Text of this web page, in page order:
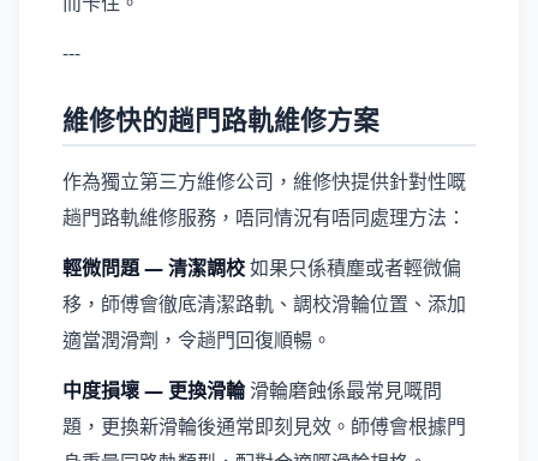
---
維修快的趟門路軌維修方案
作為獨立第三方維修公司，維修快提供針對性嘅
趟門路軌維修服務，唔同情況有唔同處理方法：
輕微問題 — 清潔調校如果只係積塵或者輕微偏
移，師傅會徹底清潔路軌、調校滑輪位置、添加
適當潤滑劑，令趟門回復順暢。
中度損壞 — 更換滑輪滑輪磨蝕係最常見嘅問
題，更換新滑輪後通常即刻見效。師傅會根據門